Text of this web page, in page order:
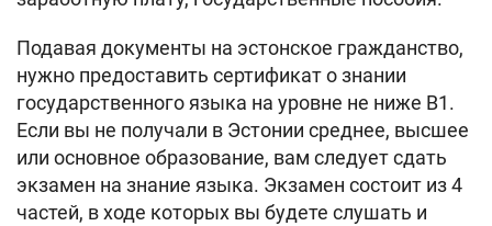
Подавая документы на эстонское гражданство,
нужно предоставить сертификат о знании
государственного языка на уровне не ниже В1.
Если вы не получали в Эстонии среднее, высшее
или основное образование, вам следует сдать
экзамен на знание языка. Экзамен состоит из 4
частей, в ходе которых вы будете слушать и